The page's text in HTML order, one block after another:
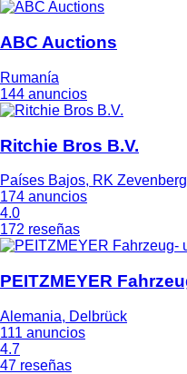
ABC Auctions
Rumanía
144 anuncios
Ritchie Bros B.V.
Países Bajos, RK
174 anuncios
4.0
172 reseñas
PEITZMEYER
Alemania, Delbrück
111 anuncios
4.7
47 reseñas